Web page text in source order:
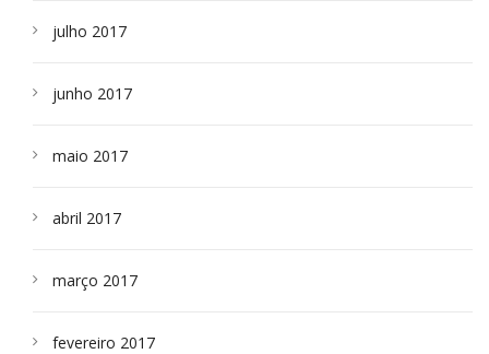
julho 2017
junho 2017
maio 2017
abril 2017
março 2017
fevereiro 2017